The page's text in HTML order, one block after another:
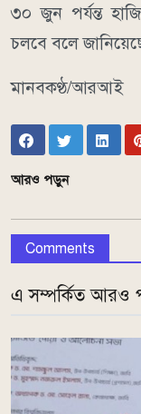
৩০ জুন পর্যন্ত
চলবে বলে জানিয়েছে
মানবকণ্ঠ/আরআই
আরও পড়ুন
Comments
এ সম্পর্কিত আরও